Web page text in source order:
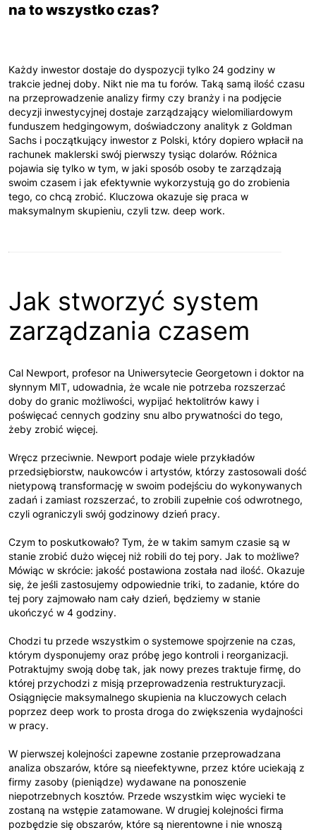
na to wszystko czas?
Każdy inwestor dostaje do dyspozycji tylko 24 godziny w
trakcie jednej doby. Nikt nie ma tu forów. Taką samą ilość czasu
na przeprowadzenie analizy firmy czy branży i na podjęcie
decyzji inwestycyjnej dostaje zarządzający wielomiliardowym
funduszem hedgingowym, doświadczony analityk z Goldman
Sachs i początkujący inwestor z Polski, który dopiero wpłacił na
rachunek maklerski swój pierwszy tysiąc dolarów. Różnica
pojawia się tylko w tym, w jaki sposób osoby te zarządzają
swoim czasem i jak efektywnie wykorzystują go do zrobienia
tego, co chcą zrobić. Kluczowa okazuje się praca w
maksymalnym skupieniu, czyli tzw. deep work.
Jak stworzyć system
zarządzania czasem
Cal Newport, profesor na Uniwersytecie Georgetown i doktor na
słynnym MIT, udowadnia, że wcale nie potrzeba rozszerzać
doby do granic możliwości, wypijać hektolitrów kawy i
poświęcać cennych godziny snu albo prywatności do tego,
żeby zrobić więcej.
Wręcz przeciwnie. Newport podaje wiele przykładów
przedsiębiorstw, naukowców i artystów, którzy zastosowali dość
nietypową transformację w swoim podejściu do wykonywanych
zadań i zamiast rozszerzać, to zrobili zupełnie coś odwrotnego,
czyli ograniczyli swój godzinowy dzień pracy.
Czym to poskutkowało? Tym, że w takim samym czasie są w
stanie zrobić dużo więcej niż robili do tej pory. Jak to możliwe?
Mówiąc w skrócie: jakość postawiona została nad ilość. Okazuje
się, że jeśli zastosujemy odpowiednie triki, to zadanie, które do
tej pory zajmowało nam cały dzień, będziemy w stanie
ukończyć w 4 godziny.
Chodzi tu przede wszystkim o systemowe spojrzenie na czas,
którym dysponujemy oraz próbę jego kontroli i reorganizacji.
Potraktujmy swoją dobę tak, jak nowy prezes traktuje firmę, do
której przychodzi z misją przeprowadzenia restrukturyzacji.
Osiągnięcie maksymalnego skupienia na kluczowych celach
poprzez deep work to prosta droga do zwiększenia wydajności
w pracy.
W pierwszej kolejności zapewne zostanie przeprowadzana
analiza obszarów, które są nieefektywne, przez które uciekają z
firmy zasoby (pieniądze) wydawane na ponoszenie
niepotrzebnych kosztów. Przede wszystkim więc wycieki te
zostaną na wstępie zatamowane. W drugiej kolejności firma
pozbędzie się obszarów, które są nierentowne i nie wnoszą